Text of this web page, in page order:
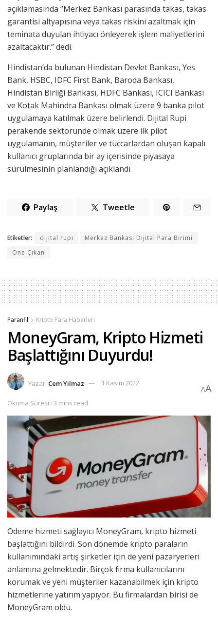
açıklamasında ‘’Merkez Bankası parasında takas, takas
garantisi altyapısına veya takas riskini azaltmak için
teminata duyulan ihtiyacı önleyerek işlem maliyetlerini
azaltacaktır.’’ dedi.
Hindistan’da bulunan Hindistan Devlet Bankası, Yes
Bank, HSBC, IDFC First Bank, Baroda Bankası,
Hindistan Birliği Bankası, HDFC Bankası, ICICI Bankası
ve Kotak Mahindra Bankası olmak üzere 9 banka pilot
uygulamaya katılmak üzere belirlendi. Dijital Rupi
perakende sektöründe olmak üzere ilk pilot
uygulamanın, müşteriler ve tüccarlardan oluşan kapalı
kullanıcı gruplarında bir ay içerisinde piyasaya
sürülmesinin planlandığı açıklandı.
Paylaş Tweetle
Etiketler: dijital rupi
Merkez Bankası Dijital Para Birimi
Öne Çıkan
Paranfil Kripto Para Haberleri
MoneyGram, Kripto Hizmeti
Başlattığını Duyurdu!
Yazar: Cem Yilmaz 1 Kasım 2022
Okuma Süresi : 3 mins read
AA
Ödeme hizmeti sağlayıcı MoneyGram, kripto hizmeti
başlattığını bildirdi. Son dönemde kripto paraların
kullanımındaki artış şirketler için de yeni pazaryerleri
anlamına gelmektedir. Birçok firma kullanıcılarını
korumak ve yeni müşteriler kazanabilmek için kripto
hizmetlerine yatırım yapıyor. Bu firmalardan birisi de
MoneyGram oldu.